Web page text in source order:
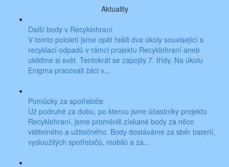
Aktuality
Další body v Recyklohraní
V tomto pololetí jsme opět řešili dva úkoly související s
recyklací odpadů v rámci projektu Recyklohraní aneb
ukliďme si svět. Tentokrát se zapojily 7. třídy. Na úkolu
Enigma pracovali žáci v...
Pomůcky za spotřebiče
Už podruhé za dobu, po kterou jsme účastníky projektu
Recyklohraní, jsme proměnili získané body za něco
viditelného a užitečného. Body dostáváme za sběr baterií,
vysloužilých spotřebičů, mobilů a za...